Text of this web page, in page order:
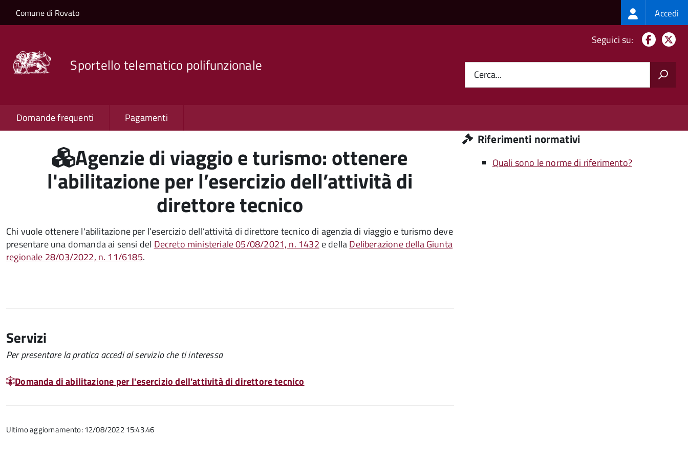
Salta al contenuto principale
Skip to site navigation
Comune di Rovato Login
menu
Accedi
Sportello telematico polifunzionale
Seguici su:
Cerca...
Domande frequenti Pagamenti
Agenzie di viaggio e turismo: ottenere
l'abilitazione per l’esercizio dell’attività di
direttore tecnico
Chi vuole ottenere l'abilitazione per l’esercizio dell’attività di direttore tecnico di agenzia di viaggio e turismo deve
presentare una domanda ai sensi del Decreto ministeriale05/08/2021, n. 1432 e dellaDeliberazione della Giunta
regionale 28/03/2022, n. 11/6185.
Servizi
Per presentare la pratica accedi al servizio che ti interessa
Domanda di abilitazione per l'esercizio dell'attività di direttore tecnico
Ultimo aggiornamento: 12/08/2022 15:43.46
Riferimenti normativi
Quali sono le norme di riferimento?